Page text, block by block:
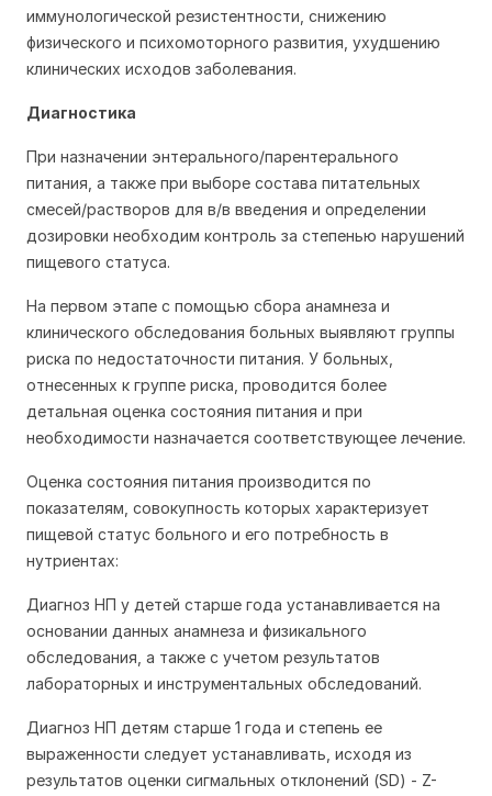
иммунологической резистентности, снижению
физического и психомоторного развития, ухудшению
клинических исходов заболевания.
Диагностика
При назначении энтерального/парентерального
питания, а также при выборе состава питательных
смесей/растворов для в/в введения и определении
дозировки необходим контроль за степенью нарушений
пищевого статуса.
На первом этапе с помощью сбора анамнеза и
клинического обследования больных выявляют группы
риска по недостаточности питания. У больных,
отнесенных к группе риска, проводится более
детальная оценка состояния питания и при
необходимости назначается соответствующее лечение.
Оценка состояния питания производится по
показателям, совокупность которых характеризует
пищевой статус больного и его потребность в
нутриентах:
Диагноз НП у детей старше года устанавливается на
основании данных анамнеза и физикального
обследования, а также с учетом результатов
лабораторных и инструментальных обследований.
Диагноз НП детям старше 1 года и степень ее
выраженности следует устанавливать, исходя из
результатов оценки сигмальных отклонений (SD) - Z-